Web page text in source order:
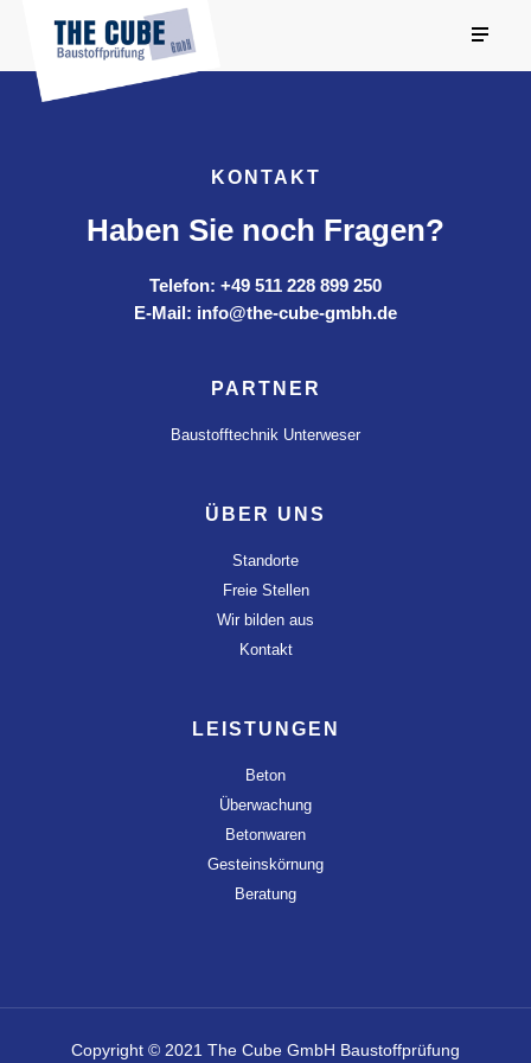
KONTAKT
Haben Sie noch Fragen?
Telefon: +49 511 228 899 250
E-Mail: info@the-cube-gmbh.de
PARTNER
Baustofftechnik Unterweser
ÜBER UNS
Standorte
Freie Stellen
Wir bilden aus
Kontakt
LEISTUNGEN
Beton
Überwachung
Betonwaren
Gesteinskörnung
Beratung
Copyright © 2021 The Cube GmbH Baustoffprüfung